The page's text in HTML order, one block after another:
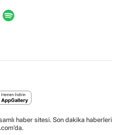
haber sitesi. Son dakika haberleri